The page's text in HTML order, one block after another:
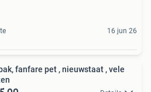
16 jun 26
fanfare pet , nieuwstaat , vele